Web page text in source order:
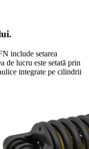
include setarea
de lucru este setată prin
integrate pe cilindrii